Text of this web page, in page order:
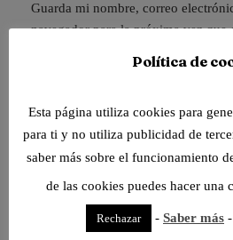
Guarda mi nombre, correo
navegador para la próxima vez que
Recibir un correo electrónico con
Recibir un correo electrónico
Política de
Esta página utiliza cookies para
para ti y no utiliza publicidad de
saber más sobre el funcionamiento
de las cookies puedes hacer una
Rechazar - Saber más -